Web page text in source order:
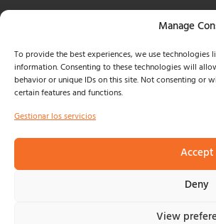
Manage
To provide the best experiences, we use
information. Consenting to these technologies will
behavior or unique IDs on this site. Not consenting or
certain features and functions.
Gestionar los servicios
Accept
Deny
View